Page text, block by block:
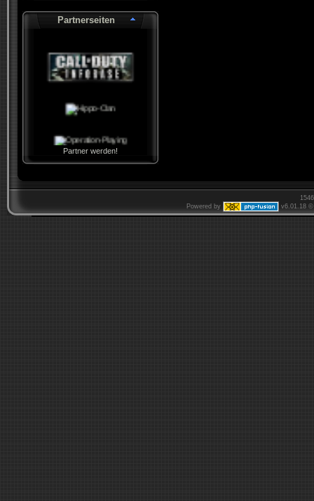
Partnerseiten
Partner werden!
Powered by
v6.01.18 ©